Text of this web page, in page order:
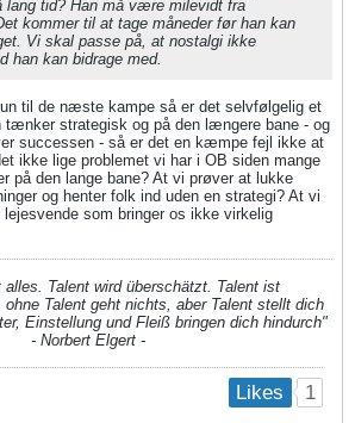
lang tid? Han må være milevidt fra
kommer til at tage måneder før han kan
Vi skal passe på, at nostalgi ikke
han kan bidrage med.
til de næste kampe så er det selvfølgelig et
tænker strategisk og på den længere bane - og
successen - så er det en kæmpe fejl ikke at
ikke lige problemet vi har i OB siden mange
på den lange bane? At vi prøver at lukke
og henter folk ind uden en strategi? At vi
som bringer os ikke virkelig
Talent wird überschätzt. Talent ist
Talent geht nichts, aber Talent stellt dich
Einstellung und Fleiß bringen dich hindurch"
- Norbert Elgert -
Likes 1